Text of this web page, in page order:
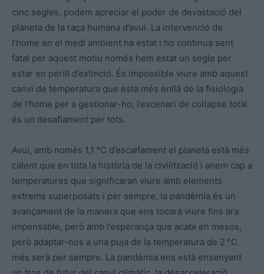
cinc segles, podem apreciar el poder de devastació del
planeta de la raça humana d’avui. La intervenció de
l’home en el medi ambient ha estat i ho continua sent
fatal per aquest motiu només hem estat un segle per
estar en perill d’extinció. És impossible viure amb aquest
canvi de temperatura que està més enllà de la fisiologia
de l’home per a gestionar-ho, l’escenari de col·lapse total
és un desafiament per tots.
Avui, amb només 1,1 °C d’escalfament el planeta està més
calent que en tota la història de la civilització i anem cap a
temperatures que significaran viure amb elements
extrems superposats i per sempre, la pandèmia és un
avançament de la manera que ens tocarà viure fins ara
impensable, però amb l’esperança que acabi en mesos,
però adaptar-nos a una puja de la temperatura de 2 °C
més serà per sempre. La pandèmia ens està ensenyant